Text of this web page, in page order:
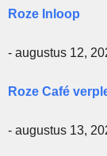
Roze Inloop
- augustus 12,
Roze Café
- augustus 13,